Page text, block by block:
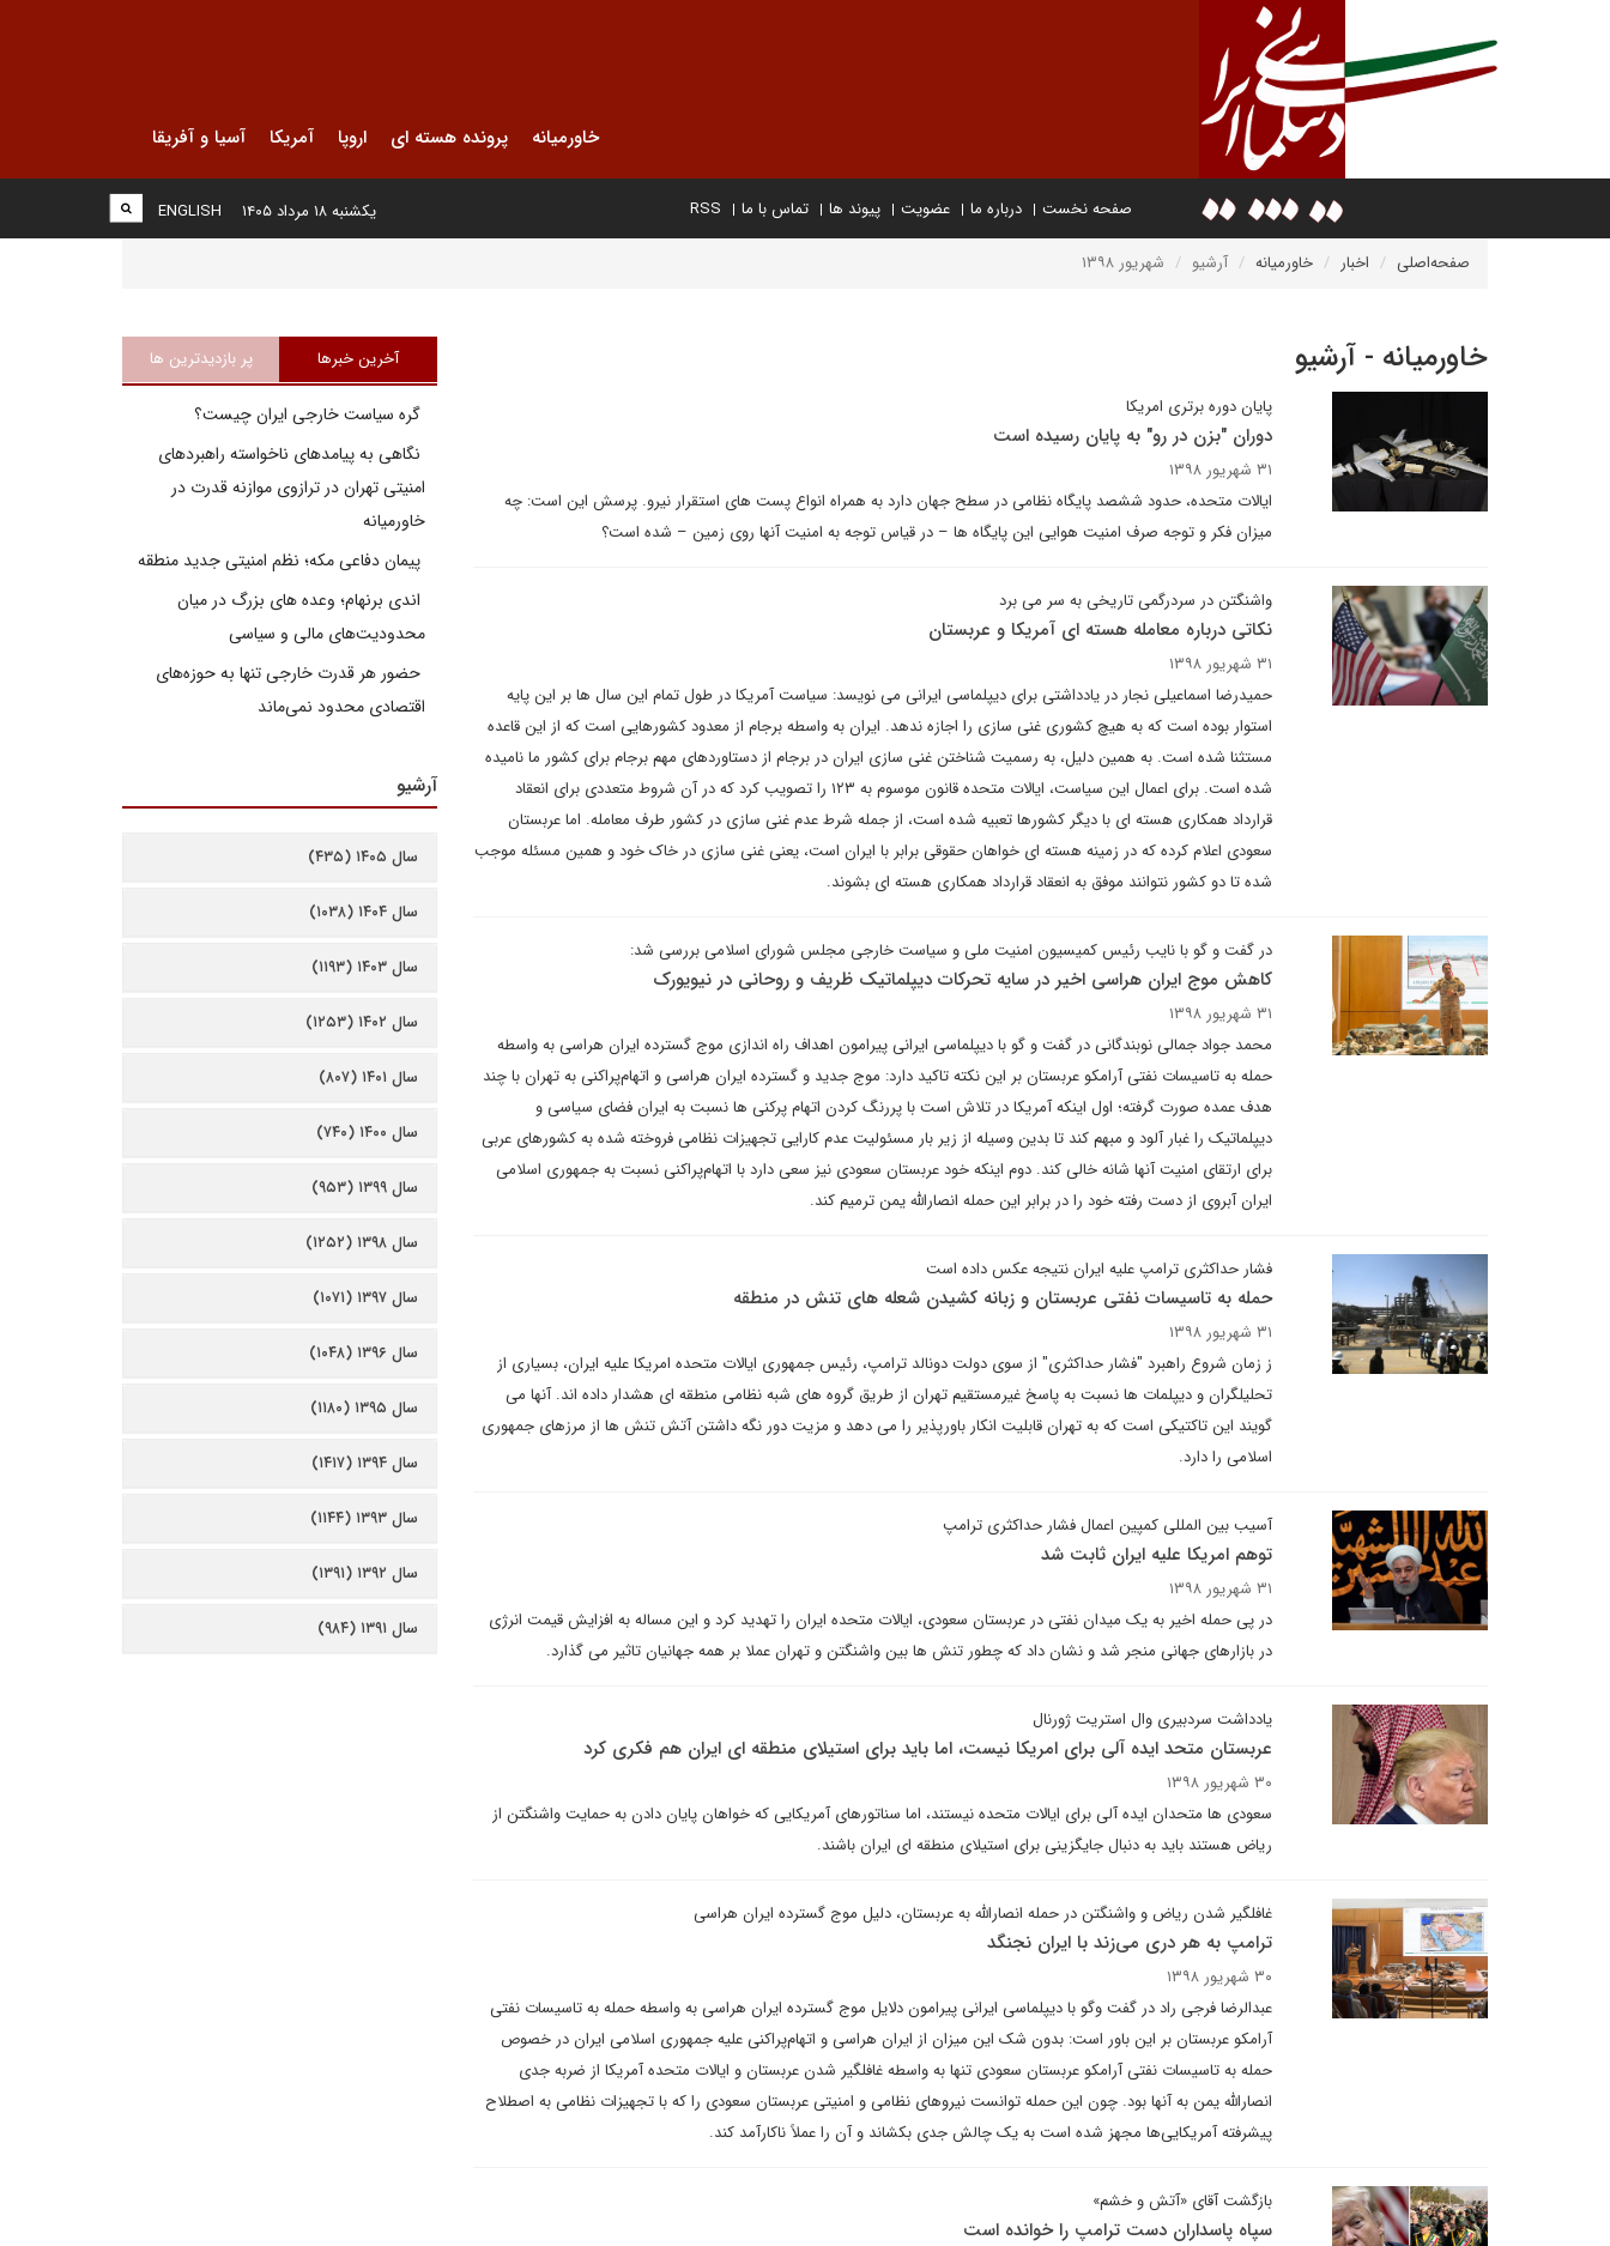
خاورمیانه پرونده هسته ای اروپا آمریکا آسیا و آفریقا
صفحه نخست درباره ما عضویت پیوند ها تماس با ما RSS
ENGLISH یکشنبه ۱۸ مرداد ۱۴۰۵
صفحه‌اصلی اخبار خاورمیانه آرشیو شهریور ۱۳۹۸
خاورمیانه - آرشیو
پایان دوره برتری امریکا
دوران "بزن در رو" به پایان رسیده است
۳۱ شهریور ۱۳۹۸
ایالات متحده، حدود ششصد پایگاه نظامی در سطح جهان دارد به همراه انواع پست های استقرار نیرو. پرسش این است: چه
میزان فکر و توجه صرف امنیت هوایی این پایگاه ها – در قیاس توجه به امنیت آنها روی زمین – شده است؟
واشنگتن در سردرگمی تاریخی به سر می برد
نکاتی درباره معامله هسته ای آمریکا و عربستان
۳۱ شهریور ۱۳۹۸
حمیدرضا اسماعیلی نجار در یادداشتی برای دیپلماسی ایرانی می نویسد: سیاست آمریکا در طول تمام این سال ها بر این پایه
استوار بوده است که به هیچ کشوری غنی سازی را اجازه ندهد. ایران به واسطه برجام از معدود کشورهایی است که از این قاعده
مستثنا شده است. به همین دلیل، به رسمیت شناختن غنی سازی ایران در برجام از دستاوردهای مهم برجام برای کشور ما نامیده
شده است. برای اعمال این سیاست، ایالات متحده قانون موسوم به ۱۲۳ را تصویب کرد که در آن شروط متعددی برای انعقاد
قرارداد همکاری هسته ای با دیگر کشورها تعبیه شده است، از جمله شرط عدم غنی سازی در کشور طرف معامله. اما عربستان
سعودی اعلام کرده که در زمینه هسته ای خواهان حقوقی برابر با ایران است، یعنی غنی سازی در خاک خود و همین مسئله موجب
شده تا دو کشور نتوانند موفق به انعقاد قرارداد همکاری هسته ای بشوند.
در گفت و گو با نایب رئیس کمیسیون امنیت ملی و سیاست خارجی مجلس شورای اسلامی بررسی شد:
کاهش موج ایران هراسی اخیر در سایه تحرکات دیپلماتیک ظریف و روحانی در نیویورک
۳۱ شهریور ۱۳۹۸
محمد جواد جمالی نوبندگانی در گفت و گو با دیپلماسی ایرانی پیرامون اهداف راه اندازی موج گسترده ایران هراسی به واسطه
حمله به تاسیسات نفتی آرامکو عربستان بر این نکته تاکید دارد: موج جدید و گسترده ایران هراسی و اتهام‌پراکنی به تهران با چند
هدف عمده صورت گرفته؛ اول اینکه آمریکا در تلاش است با پررنگ کردن اتهام پرکنی ها نسبت به ایران فضای سیاسی و
دیپلماتیک را غبار آلود و مبهم کند تا بدین وسیله از زیر بار مسئولیت عدم کارایی تجهیزات نظامی فروخته شده به کشورهای عربی
برای ارتقای امنیت آنها شانه خالی کند. دوم اینکه خود عربستان سعودی نیز سعی دارد با اتهام‌پراکنی نسبت به جمهوری اسلامی
ایران آبروی از دست رفته خود را در برابر این حمله انصارالله یمن ترمیم کند.
فشار حداکثری ترامپ علیه ایران نتیجه عکس داده است
حمله به تاسیسات نفتی عربستان و زبانه کشیدن شعله های تنش در منطقه
۳۱ شهریور ۱۳۹۸
ز زمان شروع راهبرد "فشار حداکثری" از سوی دولت دونالد ترامپ، رئیس جمهوری ایالات متحده امریکا علیه ایران، بسیاری از
تحلیلگران و دیپلمات ها نسبت به پاسخ غیرمستقیم تهران از طریق گروه های شبه نظامی منطقه ای هشدار داده اند. آنها می
گویند این تاکتیکی است که به تهران قابلیت انکار باورپذیر را می دهد و مزیت دور نگه داشتن آتش تنش ها از مرزهای جمهوری
اسلامی را دارد.
آسیب بین المللی کمپین اعمال فشار حداکثری ترامپ
توهم امریکا علیه ایران ثابت شد
۳۱ شهریور ۱۳۹۸
در پی حمله اخیر به یک میدان نفتی در عربستان سعودی، ایالات متحده ایران را تهدید کرد و این مساله به افزایش قیمت انرژی
در بازارهای جهانی منجر شد و نشان داد که چطور تنش ها بین واشنگتن و تهران عملا بر همه جهانیان تاثیر می گذارد.
یادداشت سردبیری وال استریت ژورنال
عربستان متحد ایده آلی برای امریکا نیست، اما باید برای استیلای منطقه ای ایران هم فکری کرد
۳۰ شهریور ۱۳۹۸
سعودی ها متحدان ایده آلی برای ایالات متحده نیستند، اما سناتورهای آمریکایی که خواهان پایان دادن به حمایت واشنگتن از
ریاض هستند باید به دنبال جایگزینی برای استیلای منطقه ای ایران باشند.
غافلگیر شدن ریاض و واشنگتن در حمله انصارالله به عربستان، دلیل موج گسترده ایران هراسی
ترامپ به هر دری می‌‌زند با ایران نجنگد
۳۰ شهریور ۱۳۹۸
عبدالرضا فرجی راد در گفت وگو با دیپلماسی ایرانی پیرامون دلایل موج گسترده ایران هراسی به واسطه حمله به تاسیسات نفتی
آرامکو عربستان بر این باور است: بدون شک این میزان از ایران هراسی و اتهام‌پراکنی علیه جمهوری اسلامی ایران در خصوص
حمله به تاسیسات نفتی آرامکو عربستان سعودی تنها به واسطه غافلگیر شدن عربستان و ایالات متحده آمریکا از ضربه جدی
انصارالله یمن به آنها بود. چون این حمله توانست نیروهای نظامی و امنیتی عربستان سعودی را که با تجهیزات نظامی به اصطلاح
پیشرفته آمریکایی‌ها مجهز شده است به یک چالش جدی بکشاند و آن را عملاً ناکارآمد کند.
بازگشت آقای «آتش و خشم»
سپاه پاسداران دست ترامپ را خوانده است
آخرین خبرها پر بازدیدترین ها
گره سیاست خارجی ایران چیست؟
نگاهی به پیامدهای ناخواسته راهبردهای
امنیتی تهران در ترازوی موازنه قدرت در
خاورمیانه
پیمان دفاعی مکه؛ نظم امنیتی جدید منطقه
اندی برنهام؛ وعده های بزرگ در میان
محدودیت‌های مالی و سیاسی
حضور هر قدرت خارجی تنها به حوزه‌های
اقتصادی محدود نمی‌ماند
آرشیو
سال ۱۴۰۵ (۴۳۵)
سال ۱۴۰۴ (۱۰۳۸)
سال ۱۴۰۳ (۱۱۹۳)
سال ۱۴۰۲ (۱۲۵۳)
سال ۱۴۰۱ (۸۰۷)
سال ۱۴۰۰ (۷۴۰)
سال ۱۳۹۹ (۹۵۳)
سال ۱۳۹۸ (۱۲۵۲)
سال ۱۳۹۷ (۱۰۷۱)
سال ۱۳۹۶ (۱۰۴۸)
سال ۱۳۹۵ (۱۱۸۰)
سال ۱۳۹۴ (۱۴۱۷)
سال ۱۳۹۳ (۱۱۴۴)
سال ۱۳۹۲ (۱۳۹۱)
سال ۱۳۹۱ (۹۸۴)